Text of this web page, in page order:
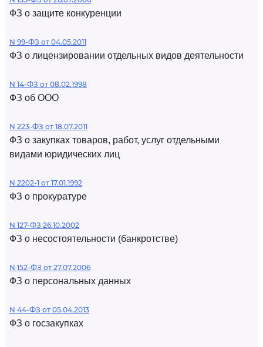
ФЗ о защите конкуренции
N 99-ФЗ от 04.05.2011
ФЗ о лицензировании отдельных видов деятельности
N 14-ФЗ от 08.02.1998
ФЗ об ООО
N 223-ФЗ от 18.07.2011
ФЗ о закупках товаров, работ, услуг отдельными
видами юридических лиц
N 2202-1 от 17.01.1992
ФЗ о прокуратуре
N 127-ФЗ 26.10.2002
ФЗ о несостоятельности (банкротстве)
N 152-ФЗ от 27.07.2006
ФЗ о персональных данных
N 44-ФЗ от 05.04.2013
ФЗ о госзакупках